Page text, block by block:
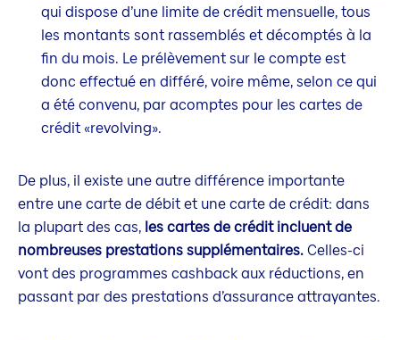
qui dispose d’une limite de crédit mensuelle, tous
les montants sont rassemblés et décomptés à la
fin du mois. Le prélèvement sur le compte est
donc effectué en différé, voire même, selon ce qui
a été convenu, par acomptes pour les cartes de
crédit «revolving».
De plus, il existe une autre différence importante
entre une carte de débit et une carte de crédit: dans
la plupart des cas, les cartes de crédit incluent de
nombreuses prestations supplémentaires.Celles-ci
vont des programmes cashback aux réductions, en
passant par des prestations d’assurance attrayantes.